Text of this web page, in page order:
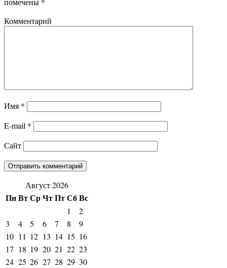
Комментарий
Имя *
E-mail *
Сайт
Август 2026
ПнВтСрЧтПтСбВс
1
2
3
4 5 6 7 8
9
10 11 12 13 14 15 16
17 18 19 20 21 22 23
24 25 26 27 28 29 30